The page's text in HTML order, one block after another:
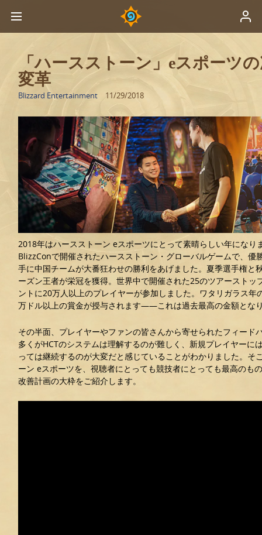
「ハースストーン」eスポーツ
変革
Blizzard Entertainment 11/29/2018
2018年はハースストーン eスポーツにとって素晴らしい年になり
BlizzConで開催されたハースストーン・グローバルゲームで、優
手に中国チームが大番狂わせの勝利をあげました。夏季選手権と
ーズン王者が栄冠を獲得。世界中で開催された25のツアーストッ
ントに20万人以上のプレイヤーが参加しました。ワタリガラス年
万ドル以上の賞金が授与されます――これは過去最高の金額とな
その半面、プレイヤーやファンの皆さんから寄せられたフィード
多くがHCTのシステムは理解するのが難しく、新規プレイヤーに
っては継続するのが大変だと感じていることがわかりました。そ
ーン eスポーツを、視聴者にとっても競技者にとっても最高のも
改善計画の大枠をご紹介します。